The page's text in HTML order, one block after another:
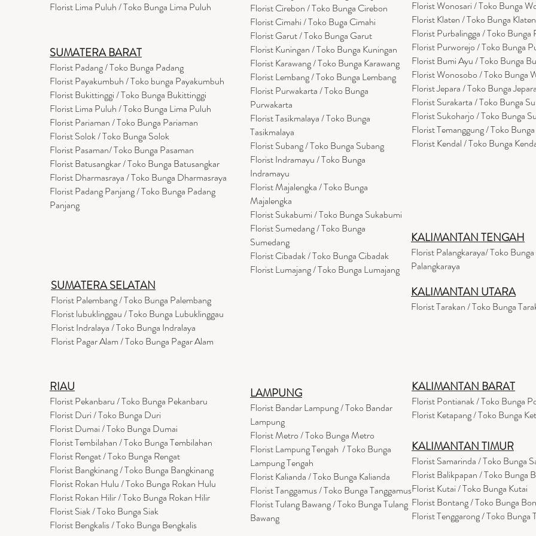
Florist Lima Puluh / Toko Bunga Lima Puluh
SUMATERA BARAT
Florist Padang / Toko Bunga Padang
Florist Payakumbuh / Toko bunga Payakumbuh
Florist Bukittinggi / Toko Bunga Bukittinggi
Florist Lima Puluh / Toko Bunga Lima Puluh
Florist Pariaman / Toko Bunga Pariaman
Florist Solok / Toko Bunga Solok
Florist Pasaman/ Toko Bunga Pasaman
Florist Batusangkar / Toko Bunga Batusangkar
Florist Dharmasraya / Toko Bunga Dharmasraya
Florist Padang Panjang / Toko Bunga Padang
Panjang
SUMATERA SELATAN
Florist Palembang / Toko Bunga Palembang
Florist lubuklinggau / Toko Bunga Lubuklinggau
Florist Indralaya / Toko Bunga Indralaya
Florist Pagar Alam / Toko Bunga Pagar Alam
Florist Cirebon / Toko Bunga Cirebon
Florist Cimahi / Toko Buga Cimahi
Florist Garut / Toko Bunga Garut
Florist Kuningan / Toko Bunga Kuningan
Florist Karawang / Toko Bunga Karawang
Florist Lembang / Toko Bunga Lembang
Florist Purwakarta / Toko Bunga
Purwakarta
Florist Tasikmalaya / Toko Bunga
Tasikmalaya
Florist Subang / Toko Bunga Subang
Florist Indramayu / Toko Bunga
Indramayu
Florist Majalengka / Toko Bunga
Majalengka
Florist Sukabumi / Toko Bunga Sukabumi
Florist Sumedang / Toko Bunga
Sumedang
Florist Cibadak / Toko Bunga Cibadak
Florist Lumajang / Toko Bunga Lumajang
Florist Wonosari / Toko Bunga
Florist Klaten / Toko Bunga Klaten
Florist Purbalingga / Toko Bunga
Florist Purworejo / Toko Bunga
Florist Bumi Ayu / Toko Bunga
Florist Wonosobo / Toko Bunga
Florist Jepara / Toko Bunga
Florist Surakarta / Toko Bunga
Florist Sukoharjo / Toko Bunga
Florist Temanggung / Toko
Florist Kendal / Toko Bunga
KALIMANTAN TENGAH
Florist Palangkaraya/ Toko Bunga
Palangkaraya
KALIMANTAN UTARA
Florist Tarakan / Toko Bunga
RIAU
Florist Pekanbaru / Toko Bunga Pekanbaru
Florist Duri / Toko Bunga Duri
Florist Dumai / Toko Bunga Dumai
Florist Tembilahan / Toko Bunga Tembilahan
Florist Rengat / Toko Bunga Rengat
Florist Bangkinang / Toko Bunga Bangkinang
Florist Rokan Hulu / Toko Bunga Rokan Hulu
Florist Rokan Hilir / Toko Bunga Rokan Hilir
Florist Siak / Toko Bunga Siak
Florist Bengkalis / Toko Bunga Bengkalis
LAMPUNG
Florist Bandar Lampung / Toko Bandar
Lampung
Florist Metro / Toko Bunga Metro
Florist Lampung Tengah / Toko Bunga
Lampung Tengah
Florist Kalianda / Toko Bunga Kalianda
Florist Tanggamus / Toko Bunga Tanggamus
Florist Tulang Bawang / Toko Bunga Tulang
Bawang
KALIMANTAN BARAT
Florist Pontianak / Toko Bunga
Florist Ketapang / Toko Bunga
KALIMANTAN TIMUR
Florist Samarinda / Toko Bunga
Florist Balikpapan / Toko Bunga
Florist Kutai / Toko Bunga Kutai
Florist Bontang / Toko Bunga
Florist Tenggarong / Toko Bunga